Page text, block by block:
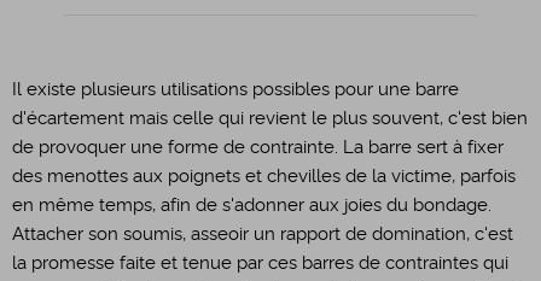
Il existe plusieurs utilisations possibles pour une barre
d'écartement mais celle qui revient le plus souvent, c'est bien
de provoquer une forme de contrainte. La barre sert à fixer
des menottes aux poignets et chevilles de la victime, parfois
en même temps, afin de s'adonner aux joies du bondage.
Attacher son soumis, asseoir un rapport de domination, c'est
la promesse faite et tenue par ces barres de contraintes qui